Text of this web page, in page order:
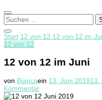
Suchen
nach:
Start 12 von 12 12 von 12 im
12 von 12
12 von 12 im Juni
von Biancaein 13. Juni 201913.
Kommentarzu
12